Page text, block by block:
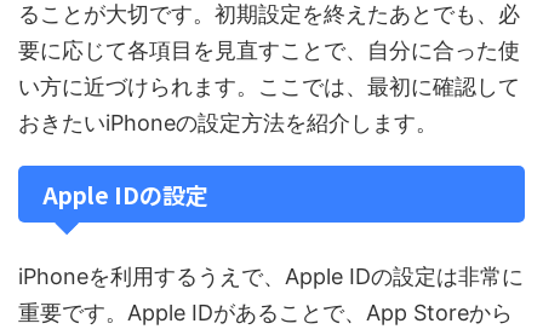
ることが大切です。初期設定を終えたあとでも、必
要に応じて各項目を見直すことで、自分に合った使
い方に近づけられます。ここでは、最初に確認して
おきたいiPhoneの設定方法を紹介します。
Apple IDの設定
iPhoneを利用するうえで、Apple IDの設定は非常に
重要です。Apple IDがあることで、App Storeから